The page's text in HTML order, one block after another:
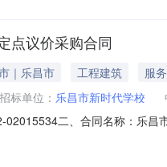
点议价采购合同
｜乐昌市 工程建筑
服务
招标单位： 乐昌市新时代学校
02015534二、合同名称：乐
栋富华苑3楼联系方式：